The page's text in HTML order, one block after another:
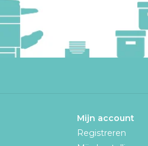
Mijn account
Registreren